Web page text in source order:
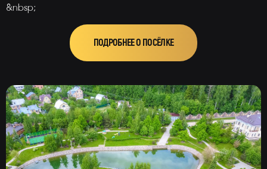
&nbsp;
ПОДРОБНЕЕ О ПОСЁЛКЕ